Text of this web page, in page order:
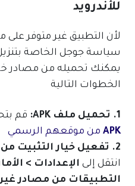
للأندرويد
لأن التطبيق غير متوفر على
سياسة جوجل الخاصة
يمكنك تحميله من مصادر
الخطوات التالية
1. تحميل ملف APK: قم
APK من موقعهم الرسمي
2. تفعيل خيار التثبيت من مصادر غير معروفة:
انتقل إلى الإعدادات >
التطبيقات من مصادر